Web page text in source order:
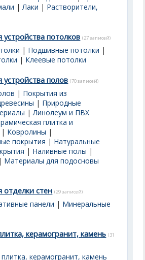
|Лаки | Растворители,
потолков (27 записей)
| Подшивные потолки |
| Клеевые потолки
полов (70 записей)
| Покрытия из
| Природные
|Линолеум и ПВХ
плитка и
| Ковролины |
покрытия | Натуральные
| Наливные полы |
| Материалы для подосновы
стен (29 записей)
панели | Минеральные
керамогранит, камень (31
керамогранит, камень